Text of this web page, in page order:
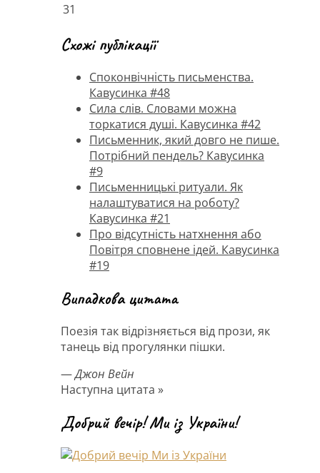
31
Схожі публікації
Споконвічність письменства.
Кавусинка #48
Сила слів. Словами можна
торкатися душі. Кавусинка #42
Письменник, який довго не пише.
Потрібний пендель? Кавусинка
#9
Письменницькі ритуали. Як
налаштуватися на роботу?
Кавусинка #21
Про відсутність натхнення або
Повітря сповнене ідей. Кавусинка
#19
Випадкова цитата
Поезія так відрізняється від прози, як
танець від прогулянки пішки.
—Джон Вейн
Наступна цитата »
Добрий вечір! Ми із України!